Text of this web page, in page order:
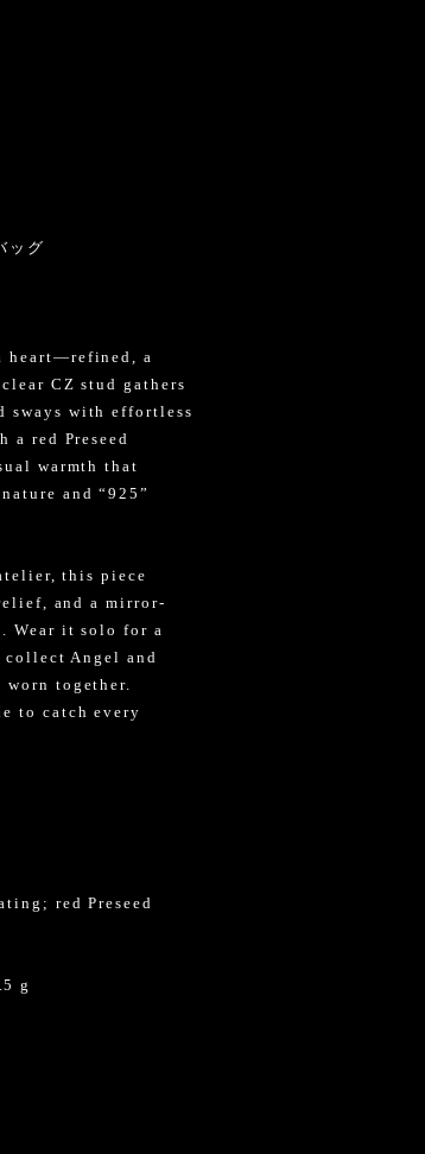
ッグ
heart—refined, a
CZ stud gathers
sways with effortless
red Preseed
warmth that
and “925”
this piece
and a mirror-
Wear it solo for a
Angel and
together.
to catch every
red Preseed
g